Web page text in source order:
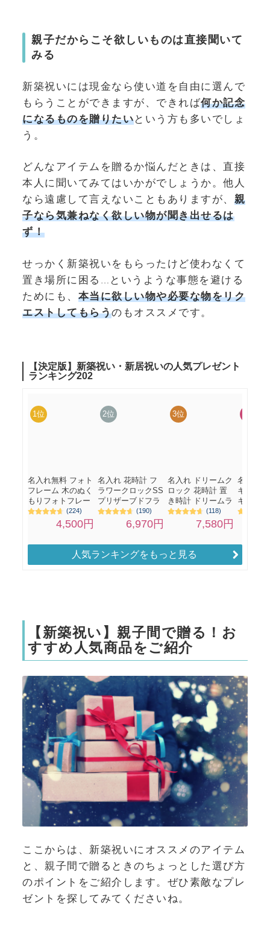
親子だからこそ欲しいものは直接聞いて
みる
新築祝いには現金なら使い道を自由に選んで
もらうことができますが、できれば何か記念
になるものを贈りたいという方も多いでしょ
う。
どんなアイテムを贈るか悩んだときは、直接
本人に聞いてみてはいかがでしょうか。他人
なら遠慮して言えないこともありますが、 親
子なら気兼ねなく欲しい物が聞き出せるは
ず！
せっかく新築祝いをもらったけど使わなくて
置き場所に困る…というような事態を避ける
ためにも、 本当に欲しい物や必要な物をリク
エストしてもらうのもオススメです。
人気ランキングをもっと見る
【新築祝い】親子間で贈る！お
すすめ人気商品をご紹介
ここからは、新築祝いにオススメのアイテム
と、親子間で贈るときのちょっとした選び方
のポイントをご紹介します。ぜひ素敵なプレ
ゼントを探してみてくださいね。